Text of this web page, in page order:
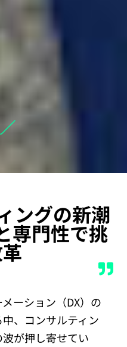
ングの新潮
専門性で挑
ーション（DX）の
、コンサルティン
が押し寄せてい